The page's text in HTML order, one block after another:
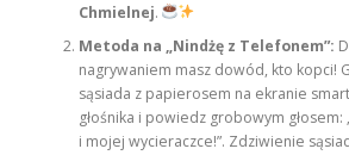
Chmielnej.
Metoda na „Nindżę z Telefonem”:
nagrywaniem masz dowód, kto kopci!
sąsiada z papierosem na ekranie
głośnika i powiedz grobowym
i mojej wycieraczce!”. Zdziwienie